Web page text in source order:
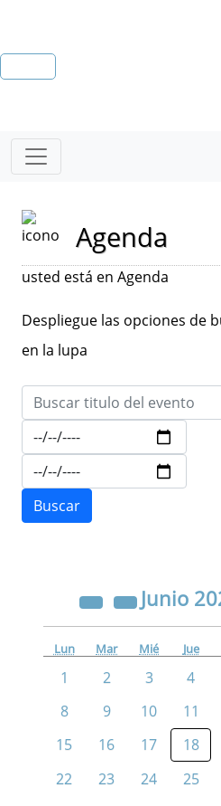
Agenda
usted está en Agenda
Despliegue las opciones de
en la lupa
Junio
Lun Mar Mié Jue
1 2 3 4
8
9 10 11
15
16 17 18
22
23 24 25